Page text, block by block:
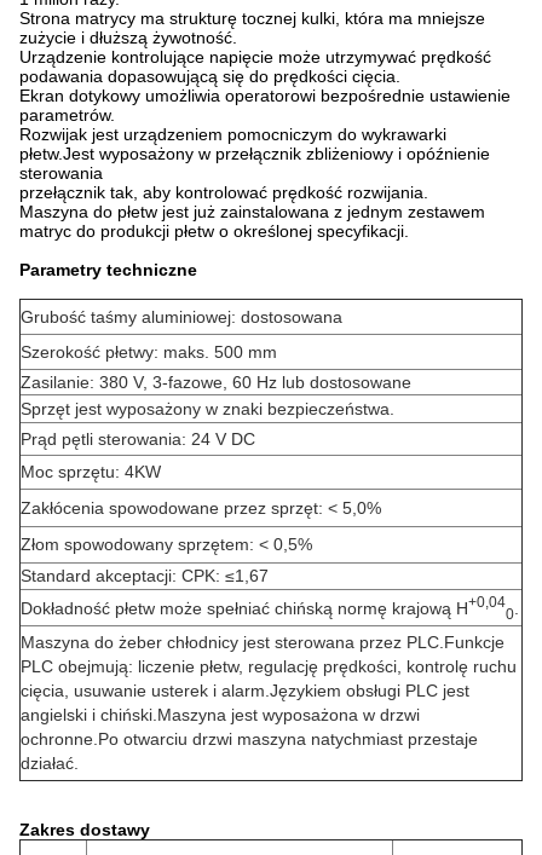
Strona matrycy ma strukturę tocznej kulki, która ma mniejsze
zużycie i dłuższą żywotność.
Urządzenie kontrolujące napięcie może utrzymywać prędkość
podawania dopasowującą się do prędkości cięcia.
Ekran dotykowy umożliwia operatorowi bezpośrednie ustawienie
parametrów.
Rozwijak jest urządzeniem pomocniczym do wykrawarki
płetw.Jest wyposażony w przełącznik zbliżeniowy i opóźnienie
sterowania
przełącznik tak, aby kontrolować prędkość rozwijania.
Maszyna do płetw jest już zainstalowana z jednym zestawem
matryc do produkcji płetw o określonej specyfikacji.
Parametry techniczne
Grubość taśmy aluminiowej: dostosowana
Szerokość płetwy: maks. 500 mm
Zasilanie: 380 V, 3-fazowe, 60 Hz lub dostosowane
Sprzęt jest wyposażony w znaki bezpieczeństwa.
Prąd pętli sterowania: 24 V DC
Moc sprzętu: 4KW
Zakłócenia spowodowane przez sprzęt: < 5,0%
Złom spowodowany sprzętem: < 0,5%
Standard akceptacji: CPK: ≤1,67
Dokładność płetw może spełniać chińską normę krajową H+0,04
0
Maszyna do żeber chłodnicy jest sterowana przez PLC.Funkcje
PLC obejmują: liczenie płetw, regulację prędkości, kontrolę ruchu
cięcia, usuwanie usterek i alarm.Językiem obsługi PLC jest
angielski i chiński.Maszyna jest wyposażona w drzwi
ochronne.Po otwarciu drzwi maszyna natychmiast przestaje
działać.
Zakres dostawy